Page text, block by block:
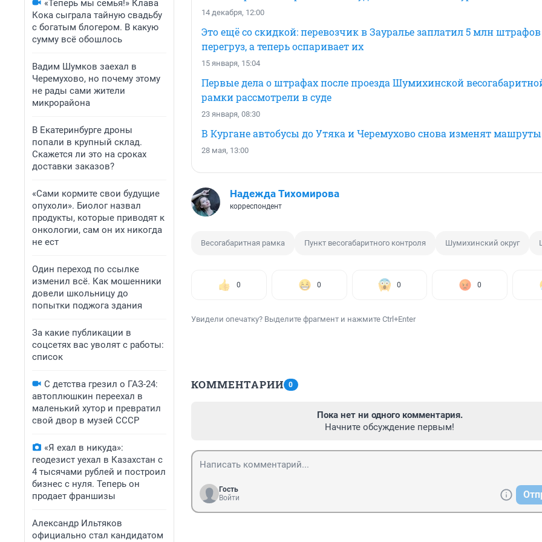
«Теперь мы семья!» Клава
Кока сыграла тайную свадьбу
с богатым блогером. В какую
сумму всё обошлось
Вадим Шумков заехал в
Черемухово, но почему этому
не рады сами жители
микрорайона
В Екатеринбурге дроны
попали в крупный склад.
Скажется ли это на сроках
доставки заказов?
«Сами кормите свои будущие
опухоли». Биолог назвал
продукты, которые приводят к
онкологии, сам он их никогда
не ест
Один переход по ссылке
изменил всё. Как мошенники
довели школьницу до
попытки поджога здания
За какие публикации в
соцсетях вас уволят с работы:
список
С детства грезил о ГАЗ-24:
автоплюшкин переехал в
маленький хутор и превратил
свой двор в музей СССР
«Я ехал в никуда»:
геодезист уехал в Казахстан с
4 тысячами рублей и построил
бизнес с нуля. Теперь он
продает франшизы
Александр Ильтяков
официально стал кандидатом
14 декабря, 12:00
Это ещё со скидкой: перевозчик в Зауралье заплатил 5 млн штрафов
перегруз, а теперь оспаривает их
15 января, 15:04
Первые дела о штрафах после проезда Шумихинской
рамки рассмотрели в суде
23 января, 08:30
В Кургане автобусы до Утяка и Черемухово снова изменят машруты
28 мая, 13:00
Надежда Тихомирова
корреспондент
Весогабаритная рамка Пункт весогабаритного контроля Шумихинский округ
0 0 0 0
Увидели опечатку? Выделите фрагмент и нажмите Ctrl+Enter
КОММЕНТАРИИ 0
Пока нет ни одного комментария.
Начните обсуждение первым!
Гость
Войти